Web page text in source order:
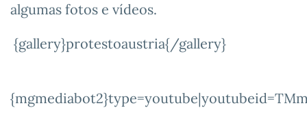
algumas fotos e vídeos.
{gallery}protestoaustria{/gallery}